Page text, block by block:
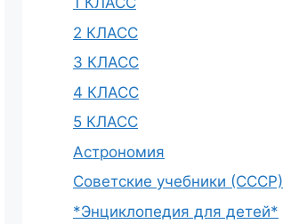
2 КЛАСС
3 КЛАСС
4 КЛАСС
5 КЛАСС
Астрономия
Советские учебники (СССР)
*Энциклопедия для детей*